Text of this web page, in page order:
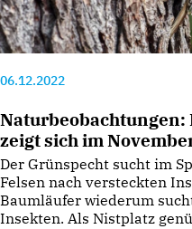
06.12.2022
zeigt sich im
Der Grünspecht sucht im
Felsen nach versteckten
Baumläufer wiederum
Insekten. Als Nistplatz